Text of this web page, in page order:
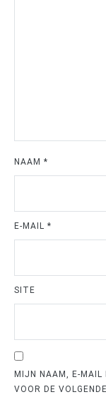
NAAM *
E-MAIL *
SITE
MIJN NAAM, E-MAIL
VOOR DE